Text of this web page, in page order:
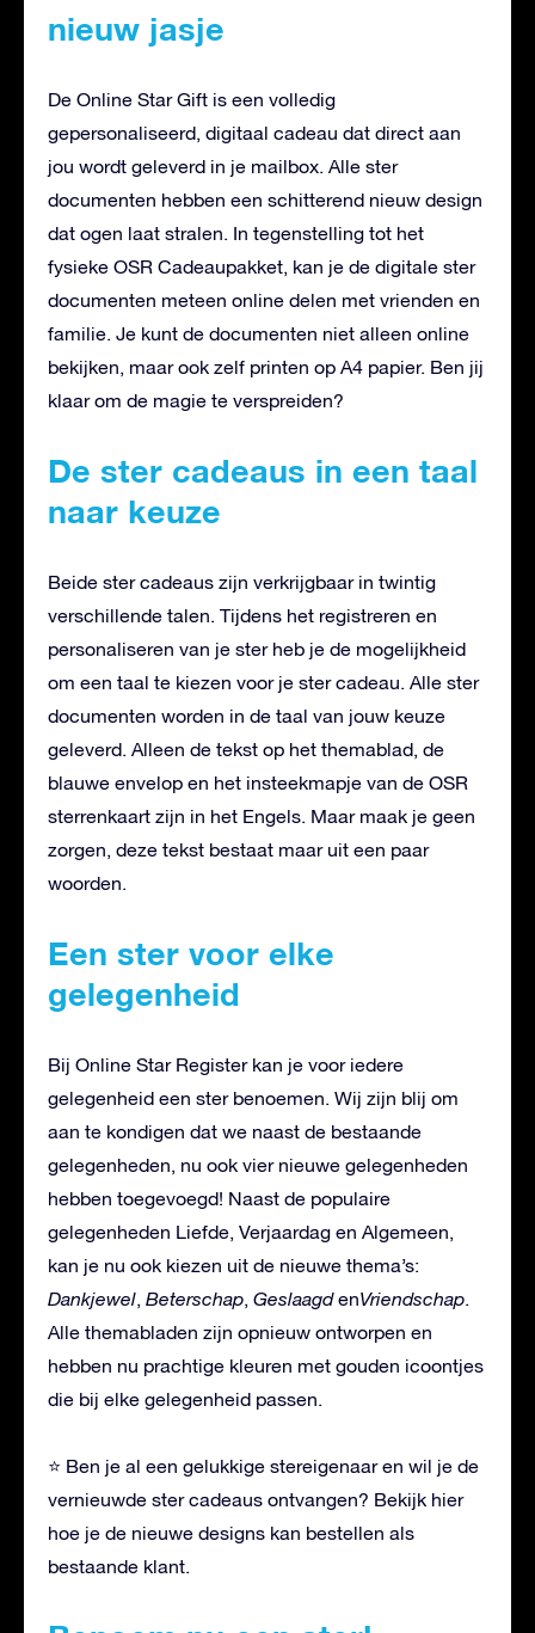
nieuw jasje
De Online Star Gift is een volledig
gepersonaliseerd, digitaal cadeau dat direct aan
jou wordt geleverd in je mailbox. Alle ster
documenten hebben een schitterend nieuw design
dat ogen laat stralen. In tegenstelling tot het
fysieke OSR Cadeaupakket, kan je de digitale ster
documenten meteen online delen met vrienden en
familie. Je kunt de documenten niet alleen online
bekijken, maar ook zelf printen op A4 papier. Ben jij
klaar om de magie te verspreiden?
De ster cadeaus in een taal
naar keuze
Beide ster cadeaus zijn verkrijgbaar in twintig
verschillende talen. Tijdens het registreren en
personaliseren van je ster heb je de mogelijkheid
om een taal te kiezen voor je ster cadeau. Alle ster
documenten worden in de taal van jouw keuze
geleverd. Alleen de tekst op het themablad, de
blauwe envelop en het insteekmapje van de OSR
sterrenkaart zijn in het Engels. Maar maak je geen
zorgen, deze tekst bestaat maar uit een paar
woorden.
Een ster voor elke
gelegenheid
Bij Online Star Register kan je voor iedere
gelegenheid een ster benoemen. Wij zijn blij om
aan te kondigen dat we naast de bestaande
gelegenheden, nu ook vier nieuwe gelegenheden
hebben toegevoegd! Naast de populaire
gelegenheden Liefde, Verjaardag en Algemeen,
kan je nu ook kiezen uit de nieuwe thema’s:
Dankjewel, Beterschap, GeslaagdenVriendschap.
Alle themabladen zijn opnieuw ontworpen en
hebben nu prachtige kleuren met gouden icoontjes
die bij elke gelegenheid passen.
⭐ Ben je al een gelukkige stereigenaar en wil je de
vernieuwde ster cadeaus ontvangen? Bekijk hier
hoe je de nieuwe designs kan bestellen als
bestaande klant.